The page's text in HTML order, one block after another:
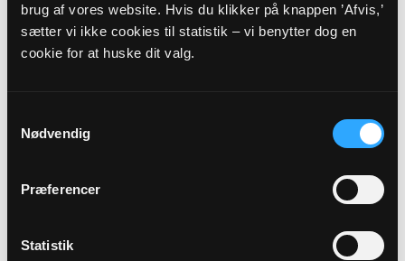
brug af vores website. Hvis du klikker på knappen ’Afvis,’
sætter vi ikke cookies til statistik – vi benytter dog en
cookie for at huske dit valg.
Nødvendig
Præferencer
Statistik
Eller til:
6670Holsted
Dog skal eventuelle spørgsmål vedrørende